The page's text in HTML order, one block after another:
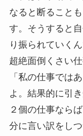
なると断ること
す。そうすると
り振られていく
超絶面倒くさい
「私の仕事では
よ。結果的に引
２個の仕事なら
分に言い訳をし